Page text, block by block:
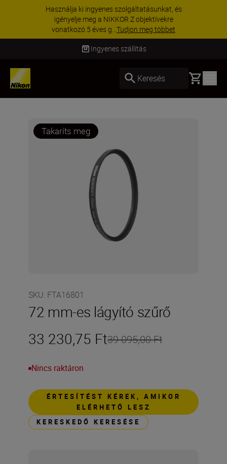
Használja ki ingyenes szolgáltatásunkat, és
igényelje meg a NIKKOR Z objektívekre
vonatkozó 5 éves g...Tudjon meg többet
Ingyenes szállítás
Keresés Basket
Takaríts meg
SKU: FTA16801
72 mm-es lágyító szűrő
33 230,75 Ft39 095,00 Ft
Nincs raktáron
ÉRTESÍTÉST KÉREK, AMIKOR
ELÉRHETŐ LESZ
KERESKEDŐ KERESÉSE